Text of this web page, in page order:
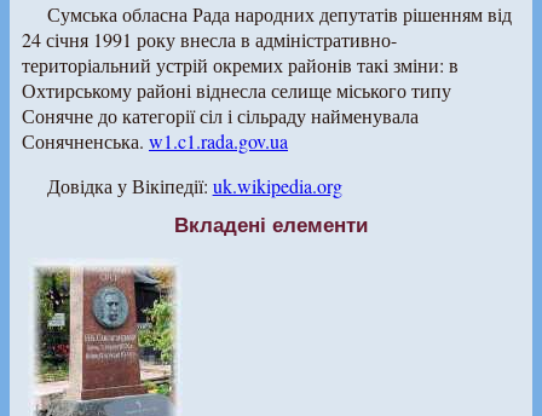
Сумська обласна Рада народних депутатів рішенням від
24 січня 1991 року внесла в адміністративно-
територіальний устрій окремих районів такі зміни: в
Охтирському районі віднесла селище міського типу
Сонячне до категорії сіл і сільраду найменувала
Сонячненська. w1.c1.rada.gov.ua
Довідка у Вікіпедії: uk.wikipedia.org
Вкладені елементи